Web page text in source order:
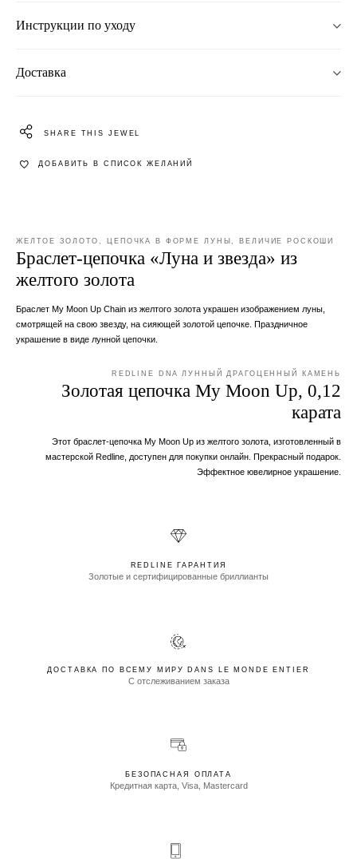
Инструкции по уходу
Доставка
SHARE THIS JEWEL
ДОБАВИТЬ В СПИСОК ЖЕЛАНИЙ
ЖЕЛТОЕ ЗОЛОТО, ЦЕПОЧКА В ФОРМЕ ЛУНЫ, ВЕЛИЧИЕ РОСКОШИ
Браслет-цепочка «Луна и звезда» из
желтого золота
Браслет My Moon Up Chain из желтого золота украшен изображением луны,
смотрящей на свою звезду, на сияющей золотой цепочке. Праздничное
украшение в виде лунной цепочки.
REDLINE DNA ЛУННЫЙ ДРАГОЦЕННЫЙ КАМЕНЬ
Золотая цепочка My Moon Up, 0,12
карата
Этот браслет-цепочка My Moon Up из желтого золота, изготовленный в
мастерской Redline, доступен для покупки онлайн. Прекрасный подарок.
Эффектное ювелирное украшение.
REDLINE ГАРАНТИЯ
Золотые и сертифицированные бриллианты
ДОСТАВКА ПО ВСЕМУ МИРУ DANS LE MONDE ENTIER
С отслеживанием заказа
БЕЗОПАСНАЯ ОПЛАТА
Кредитная карта, Visa, Mastercard